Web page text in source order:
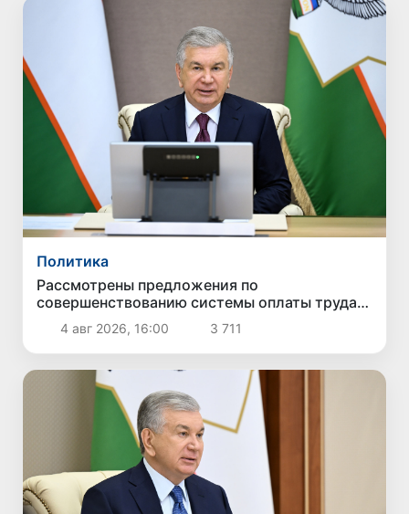
Политика
Рассмотрены предложения по
совершенствованию системы оплаты труда
государственных служащих
4 авг 2026, 16:00 3 711